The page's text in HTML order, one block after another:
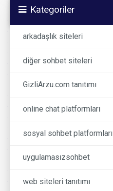
Kategoriler
arkadaşlık siteleri
diğer sohbet siteleri
GizliArzu.com tanıtımı
online chat platformları
sosyal sohbet platformları
uygulamasızsohbet
web siteleri tanıtımı